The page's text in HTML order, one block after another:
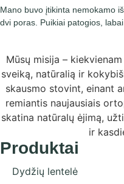
Mano buvo įtikinta nemokamo
dvi poras. Puikiai patogios,
Mūsų misija –
sveiką, natūralią ir
skausmo stovint, einant
remiantis naujausiais
skatina natūralų ėjimą,
ir
Produktai
Dydžių lentelė